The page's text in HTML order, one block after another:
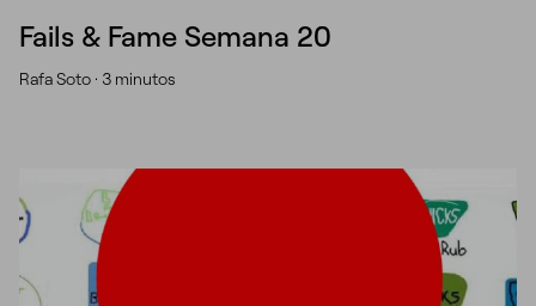
Fails & Fame Semana 20
Rafa Soto · 3 minutos